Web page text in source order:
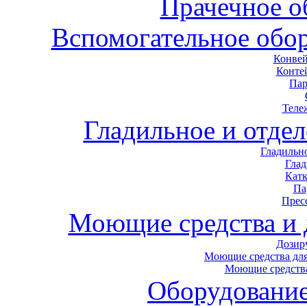
Прачечное
Вспомогательное
Гладильное и
Моющие средства
Моющие средства
Моющие